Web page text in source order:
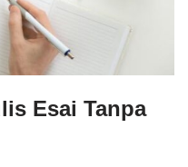
Esai Tanpa